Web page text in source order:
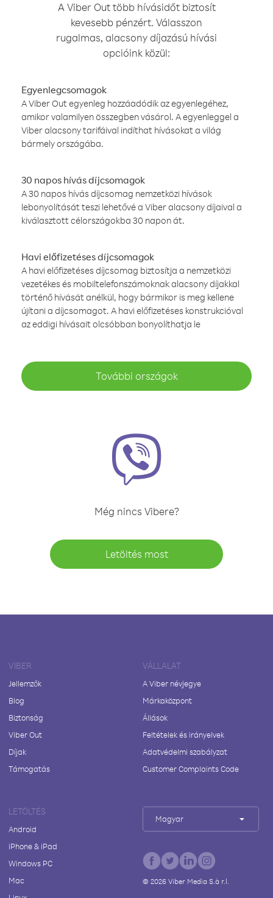
A Viber Out több hívásidőt biztosít
kevesebb pénzért. Válasszon
rugalmas, alacsony díjazású hívási
opcióink közül:
Egyenlegcsomagok
A Viber Out egyenleg hozzáadódik az egyenlegéhez,
amikor valamilyen összegben vásárol. A egyenleggel a
Viber alacsony tarifáival indíthat hívásokat a világ
bármely országába.
30 napos hívás díjcsomagok
A 30 napos hívás díjcsomag nemzetközi hívások
lebonyolítását teszi lehetővé a Viber alacsony díjaival a
kiválasztott célországokba 30 napon át.
Havi előfizetéses díjcsomagok
A havi előfizetéses díjcsomag biztosítja a nemzetközi
vezetékes és mobiltelefonszámoknak alacsony díjakkal
történő hívását anélkül, hogy bármikor is meg kellene
újítani a díjcsomagot. A havi előfizetéses konstrukcióval
az eddigi hívásait olcsóbban bonyolíthatja le
További országok
Még nincs Vibere?
Letöltés most
VIBER
Jellemzők
Blog
Biztonság
Viber Out
Díjak
Támogatás
VÁLLALAT
A Viber névjegye
Márkaközpont
Állások
Feltételek és irányelvek
Adatvédelmi szabályzat
Customer Complaints Code
LETÖLTÉS
Android
iPhone & iPad
Windows PC
Mac
Magyar
© 2026Viber Media S.à r.l.